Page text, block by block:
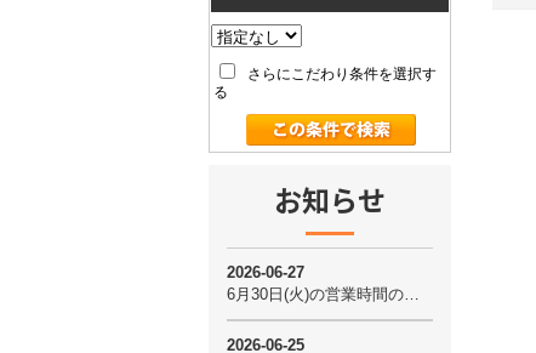
さらにこだわり条件を選択す
る
お知らせ